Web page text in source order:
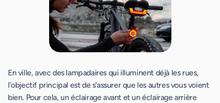
En ville, avec des lampadaires qui illuminent déjà les rues,
l’objectif principal est de s'assurer que les autres vous voient
bien. Pour cela, un éclairage avant et un éclairage arrière